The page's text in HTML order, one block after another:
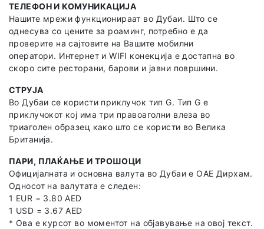
ТЕЛЕФОН И КОМУНИКАЦИЈА
Нашите мрежи функционираат во Дубаи. Што се
однесува со цените за роаминг, потребно е да
проверите на сајтовите на Вашите мобилни
оператори. Интернет и WIFI конекција е достапна во
скоро сите ресторани, барови и јавни површини.
СТРУЈА
Во Дубаи се користи приклучок тип G. Тип G е
приклучокот кој има три правоаголни влеза во
триаголен образец како што се користи во Велика
Британија.
ПАРИ, ПЛАЌАЊЕ И ТРОШОЦИ
Официјалната и основна валута во Дубаи е ОАЕ Дирхам.
Односот на валутата е следен:
1 EUR = 3.80 AED
1 USD = 3.67 AED
* Ова е курсот во моментот на објавување на овој текст.